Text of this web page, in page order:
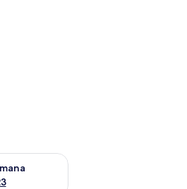
para el próximo fin de semana